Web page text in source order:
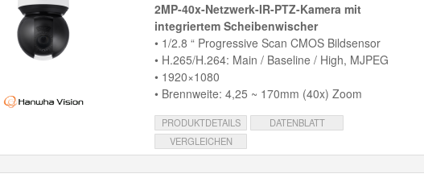
2MP-40x-Netzwerk-IR-PTZ-Kamera mit
integriertem Scheibenwischer
• 1/2.8 “ Progressive Scan CMOS Bildsensor
• H.265/H.264: Main / Baseline / High, MJPEG
• 1920×1080
• Brennweite: 4,25 ~ 170mm (40x) Zoom
PRODUKTDETAILS
DATENBLATT
VERGLEICHEN